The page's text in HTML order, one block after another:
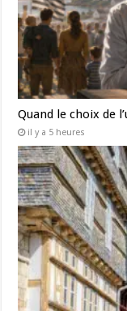
Quand le choix de
il y a 5 heures